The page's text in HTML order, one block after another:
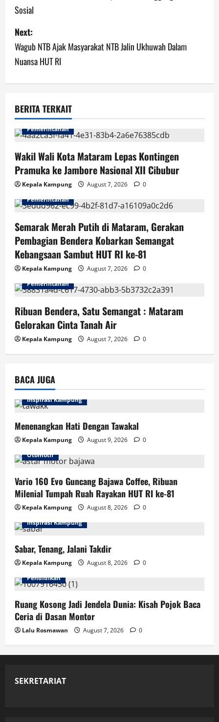
n
a
v
i
g
t
i
o
n
Sosial
Next:
Wagub NTB Ajak Masyarakat NTB Jalin Ukhuwah Dalam
Nuansa HUT RI
BERITA TERKAIT
Pemerintahan
Wakil Wali Kota Mataram Lepas Kontingen
Pramuka ke Jambore Nasional XII Cibubur
Kepala Kampung August 7, 2026
0
Pemerintahan
Semarak Merah Putih di Mataram, Gerakan
Pembagian Bendera Kobarkan Semangat
Kebangsaan Sambut HUT RI ke-81
Kepala Kampung August 7, 2026
0
Pemerintahan
Ribuan Bendera, Satu Semangat : Mataram
Gelorakan Cinta Tanah Air
Kepala Kampung August 7, 2026 0
BACA JUGA
Inspirasi Kampung
Menenangkan Hati Dengan Tawakal
Kepala Kampung August 9, 2026
0
Otomotif
Vario 160 Evo Guncang Bajawa Coffee, Ribuan
Milenial Tumpah Ruah Rayakan HUT RI ke-81
Kepala Kampung August 8, 2026
0
Inspirasi Kampung
Sabar, Tenang, Jalani Takdir
Kepala Kampung August 8, 2026
0
Pendidikan
Ruang Kosong Jadi Jendela Dunia: Kisah Pojok Baca
Ceria di Dasan Montor
Lalu Rosmawan August 7, 2026 0
SEKRETARIAT